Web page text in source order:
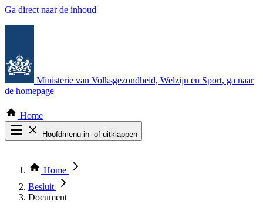
Ga direct naar de inhoud
Ministerie van Volksgezondheid, Welzijn en Sport, ga naar
de homepage
Home
Hoofdmenu in- of uitklappen
Thema COVID-19
Bekijk per bestuursorgaan
Home
Besluit
Document